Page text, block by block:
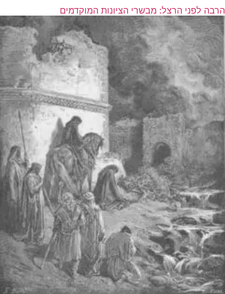
הרבה לפני הרצל: מבשרי הציונות המוקדמים